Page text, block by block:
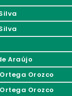
Araújo
Orozco
Orozco